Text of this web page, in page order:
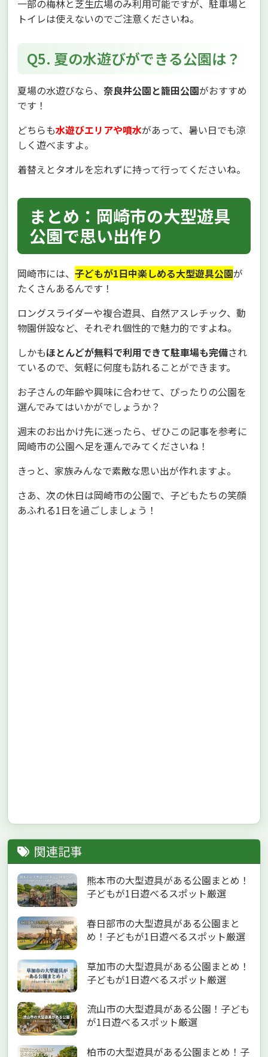
一部の梅林と芝生広場のみ利用可能ですが、駐車場と
トイレは使えないのでご注意くださいね。
Q5. 夏の水遊びができる公園は？
夏場の水遊びなら、 奈良井公園と籠田公園がおすすめ
です！
どちらも水遊びエリアや噴水があって、暑い日でも涼
しく遊べますよ。
着替えとタオルを忘れずに持って行ってくださいね。
まとめ：岡崎市の大型遊具
公園で思い出作り
岡崎市には、 子どもが1日中楽しめる大型遊具公園が
たくさんあるんです！
ロングスライダーや複合遊具、自然アスレチック、動
物園併設など、それぞれ個性的で魅力的ですよね。
しかもほとんどが無料で利用できて駐車場も完備され
ているので、気軽に何度も訪れることができます。
お子さんの年齢や興味に合わせて、ぴったりの公園を
選んでみてはいかがでしょうか？
週末のお出かけ先に迷ったら、ぜひこの記事を参考に
岡崎市の公園へ足を運んでみてくださいね！
きっと、家族みんなで素敵な思い出が作れますよ。
さあ、次の休日は岡崎市の公園で、子どもたちの笑顔
あふれる1日を過ごしましょう！
関連記事
熊本市の大型遊具がある公園まとめ！
子どもが1日遊べるスポット厳選
春日部市の大型遊具がある公園まと
め！子どもが1日遊べるスポット厳選
草加市の大型遊具がある公園まとめ！
子どもが1日遊べるスポット厳選
流山市の大型遊具がある公園！子ども
が1日遊べるスポット厳選
柏市の大型遊具がある公園まとめ！子